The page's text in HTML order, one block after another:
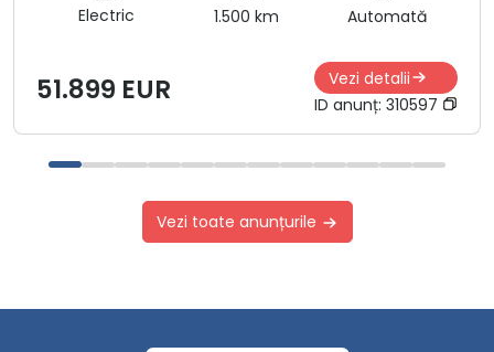
Electric 1.500 km Automată
51.899 EUR
Vezi detalii
ID anunț: 310597
Vezi toate anunțurile